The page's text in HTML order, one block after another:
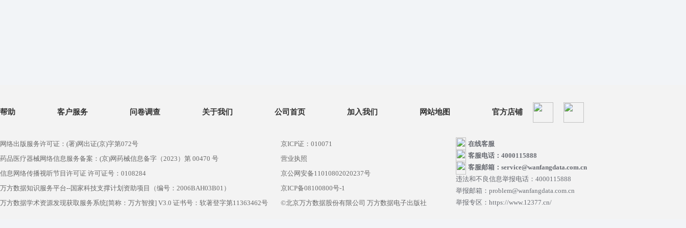
帮助 客户服务 问卷调查 关于我们 公司首页 加入我们 网站地图 官方店铺
网络出版服务许可证：(署)网出证(京)字第072号
药品医疗器械网络信息服务备案：(京)网药械信息备字（2023）第 00470 号
信息网络传播视听节目许可证 许可证号：0108284
万方数据知识服务平台--国家科技支撑计划资助项目（编号：2006BAH03B01）
万方数据学术资源发现获取服务系统[简称：万方智搜] V3.0 证书号：软著登字第11363462号
京ICP证：010071
营业执照
京公网安备11010802020237号
京ICP备08100800号-1
©北京万方数据股份有限公司 万方数据电子出版社
在线客服
客服电话：4000115888
客服邮箱：service@wanfangdata.com.cn
违法和不良信息举报电话：4000115888
举报邮箱：problem@wanfangdata.com.cn
举报专区：https://www.12377.cn/